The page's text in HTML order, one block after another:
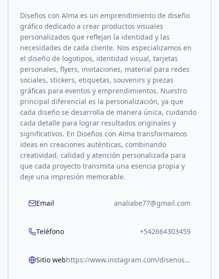
Diseños con Alma es un emprendimiento de diseño
gráfico dedicado a crear productos visuales
personalizados que reflejan la identidad y las
necesidades de cada cliente. Nos especializamos en
el diseño de logotipos, identidad visual, tarjetas
personales, flyers, invitaciones, material para redes
sociales, stickers, etiquetas, souvenirs y piezas
gráficas para eventos y emprendimientos. Nuestro
principal diferencial es la personalización, ya que
cada diseño se desarrolla de manera única, cuidando
cada detalle para lograr resultados originales y
significativos. En Diseños con Alma transformamos
ideas en creaciones auténticas, combinando
creatividad, calidad y atención personalizada para
que cada proyecto transmita una esencia propia y
deje una impresión memorable.
Email analiabe77@gmail.com
Teléfono +542664303459
Sitio web https://www.instagram.com/disenoscalma?igsh=anA1NWM3cnRobHVy